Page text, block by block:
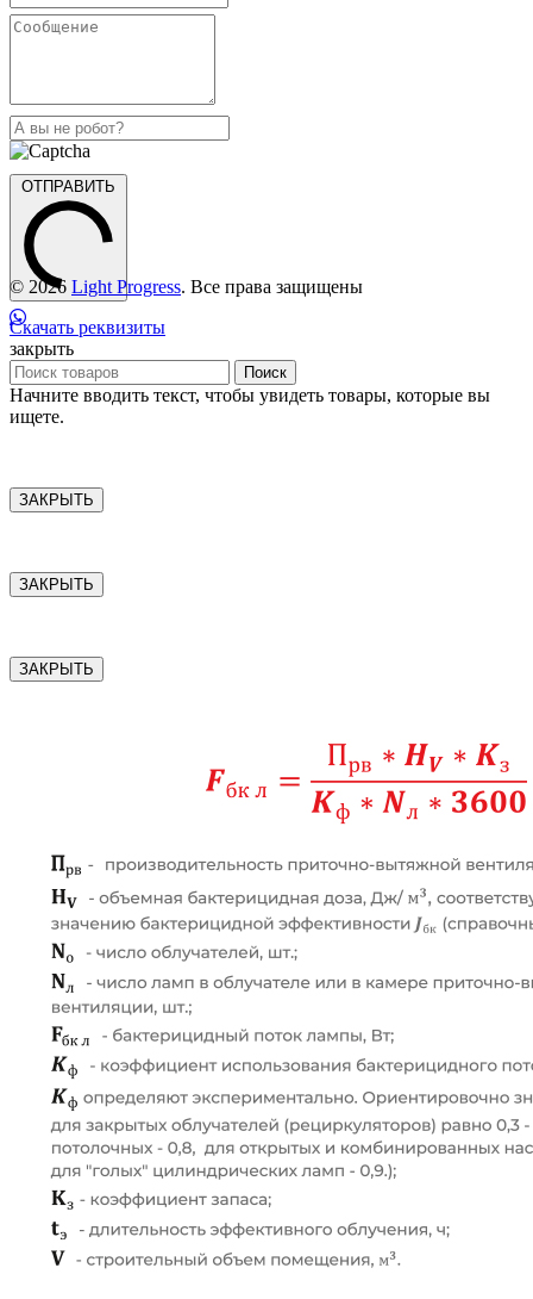
ОТПРАВИТЬ
© 2026 Light Progress. Все права защищены
Скачать реквизиты
закрыть
Поиск
Начните вводить текст, чтобы увидеть товары, которые вы
ищете.
ЗАКРЫТЬ
ЗАКРЫТЬ
ЗАКРЫТЬ